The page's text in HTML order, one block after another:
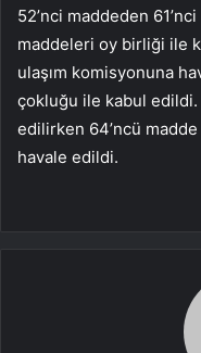
52’nci maddeden
maddeleri oy birliği ile
ulaşım komisyonuna
çokluğu ile kabul
edilirken 64’ncü madde
havale edildi.